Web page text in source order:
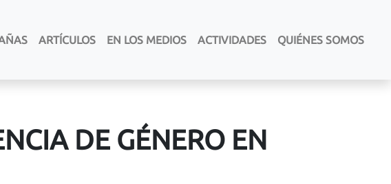
ARTÍCULOS EN LOS MEDIOS ACTIVIDADES QUIÉNES SOMOS
DE GÉNERO EN